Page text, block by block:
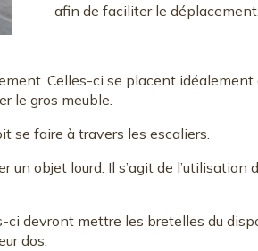
afin de faciliter le déplacement.
Celles-ci se placent idéalement
le gros meuble.
se faire à travers les escaliers.
objet lourd. Il s’agit de l’utilisation
devront mettre les bretelles du
dos.